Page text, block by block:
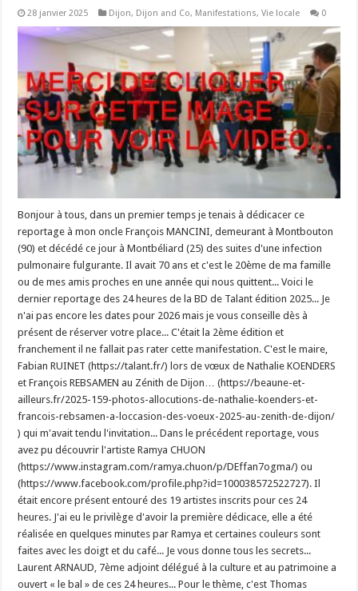
28 janvier 2025 Dijon, Dijon and Co, Manifestations,Vie locale 0
Bonjour à tous, dans un premier temps je tenais à dédicacer ce
reportage à mon oncle François MANCINI, demeurant à Montbouton
(90) et décédé ce jour à Montbéliard (25) des suites d'une infection
pulmonaire fulgurante. Il avait 70 ans et c'est le 20ème de ma famille
ou de mes amis proches en une année qui nous quittent... Voici le
dernier reportage des 24 heures de la BD de Talant édition 2025... Je
n'ai pas encore les dates pour 2026 mais je vous conseille dès à
présent de réserver votre place... C'était la 2ème édition et
franchement il ne fallait pas rater cette manifestation. C'est le maire,
Fabian RUINET (https://talant.fr/) lors de vœux de Nathalie KOENDERS
et François REBSAMEN au Zénith de Dijon… (https://beaune-et-
ailleurs.fr/2025-159-photos-allocutions-de-nathalie-koenders-et-
francois-rebsamen-a-loccasion-des-voeux-2025-au-zenith-de-dijon/
) qui m'avait tendu l'invitation... Dans le précédent reportage, vous
avez pu découvrir l'artiste Ramya CHUON
(https://www.instagram.com/ramya.chuon/p/DEffan7ogma/) ou
(https://www.facebook.com/profile.php?id=100038572522727). Il
était encore présent entouré des 19 artistes inscrits pour ces 24
heures. J'ai eu le privilège d'avoir la première dédicace, elle a été
réalisée en quelques minutes par Ramya et certaines couleurs sont
faites avec les doigt et du café... Je vous donne tous les secrets...
Laurent ARNAUD, 7ème adjoint délégué à la culture et au patrimoine a
ouvert « le bal » de ces 24 heures... Pour le thème, c'est Thomas